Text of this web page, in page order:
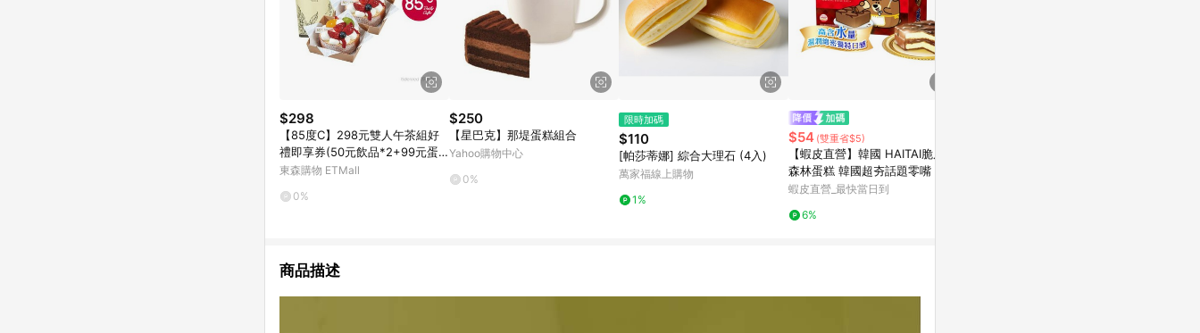
$298
【85度C】298元雙人午茶組好
禮即享券(50元飲品*2+99元蛋
糕*2)
東森購物 ETMall
0%
$250
【星巴克】那堤蛋糕組合
Yahoo購物中心
0%
限時加碼
$110
[帕莎蒂娜] 綜合大理石 (4入)
萬家福線上購物
1%
$54 (雙重省$5)
【蝦皮直營】韓國 HAITAI脆皮黑
森林蛋糕 韓國超夯話題零嘴 追劇
必備 韓國零食
蝦皮直營_最快當日到
6%
商品描述